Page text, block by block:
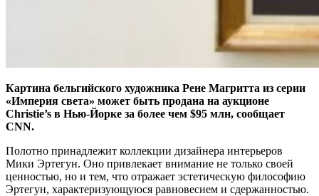
Картина бельгийского художника Рене Магритта из серии
«Империя света» может быть продана на аукционе
Christie’s в Нью-Йорке за более чем $95 млн, сообщает
CNN.
Полотно принадлежит коллекции дизайнера интерьеров
Мики Эртегун. Оно привлекает внимание не только своей
ценностью, но и тем, что отражает эстетическую философию
Эртегун, характеризующуюся равновесием и сдержанностью.